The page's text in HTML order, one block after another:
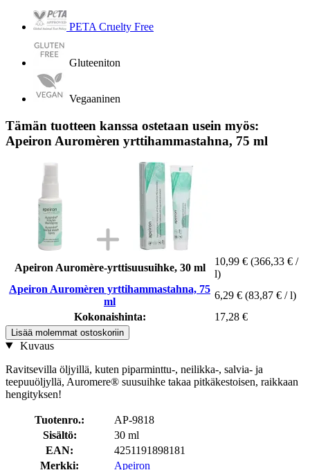
PETA Cruelty Free
Gluteeniton
Vegaaninen
Tämän tuotteen kanssa ostetaan usein myös:
Apeiron Auromèren yrttihammastahna, 75 ml
Apeiron Auromère-yrttisuusuihke, 30 ml
10,99 € (366,33 € /
l)
Apeiron Auromèren yrttihammastahna, 75
ml
6,29 € (83,87 € / l)
Kokonaishinta:
17,28 €
Lisää molemmat ostoskoriin
Kuvaus
Ravitsevilla öljyillä, kuten piparminttu-, neilikka-, salvia- ja
teepuuöljyllä, Auromere® suusuihke takaa pitkäkestoisen, raikkaan
hengityksen!
Tuotenro.:
AP-9818
Sisältö:
30 ml
EAN:
4251191898181
Merkki:
Apeiron